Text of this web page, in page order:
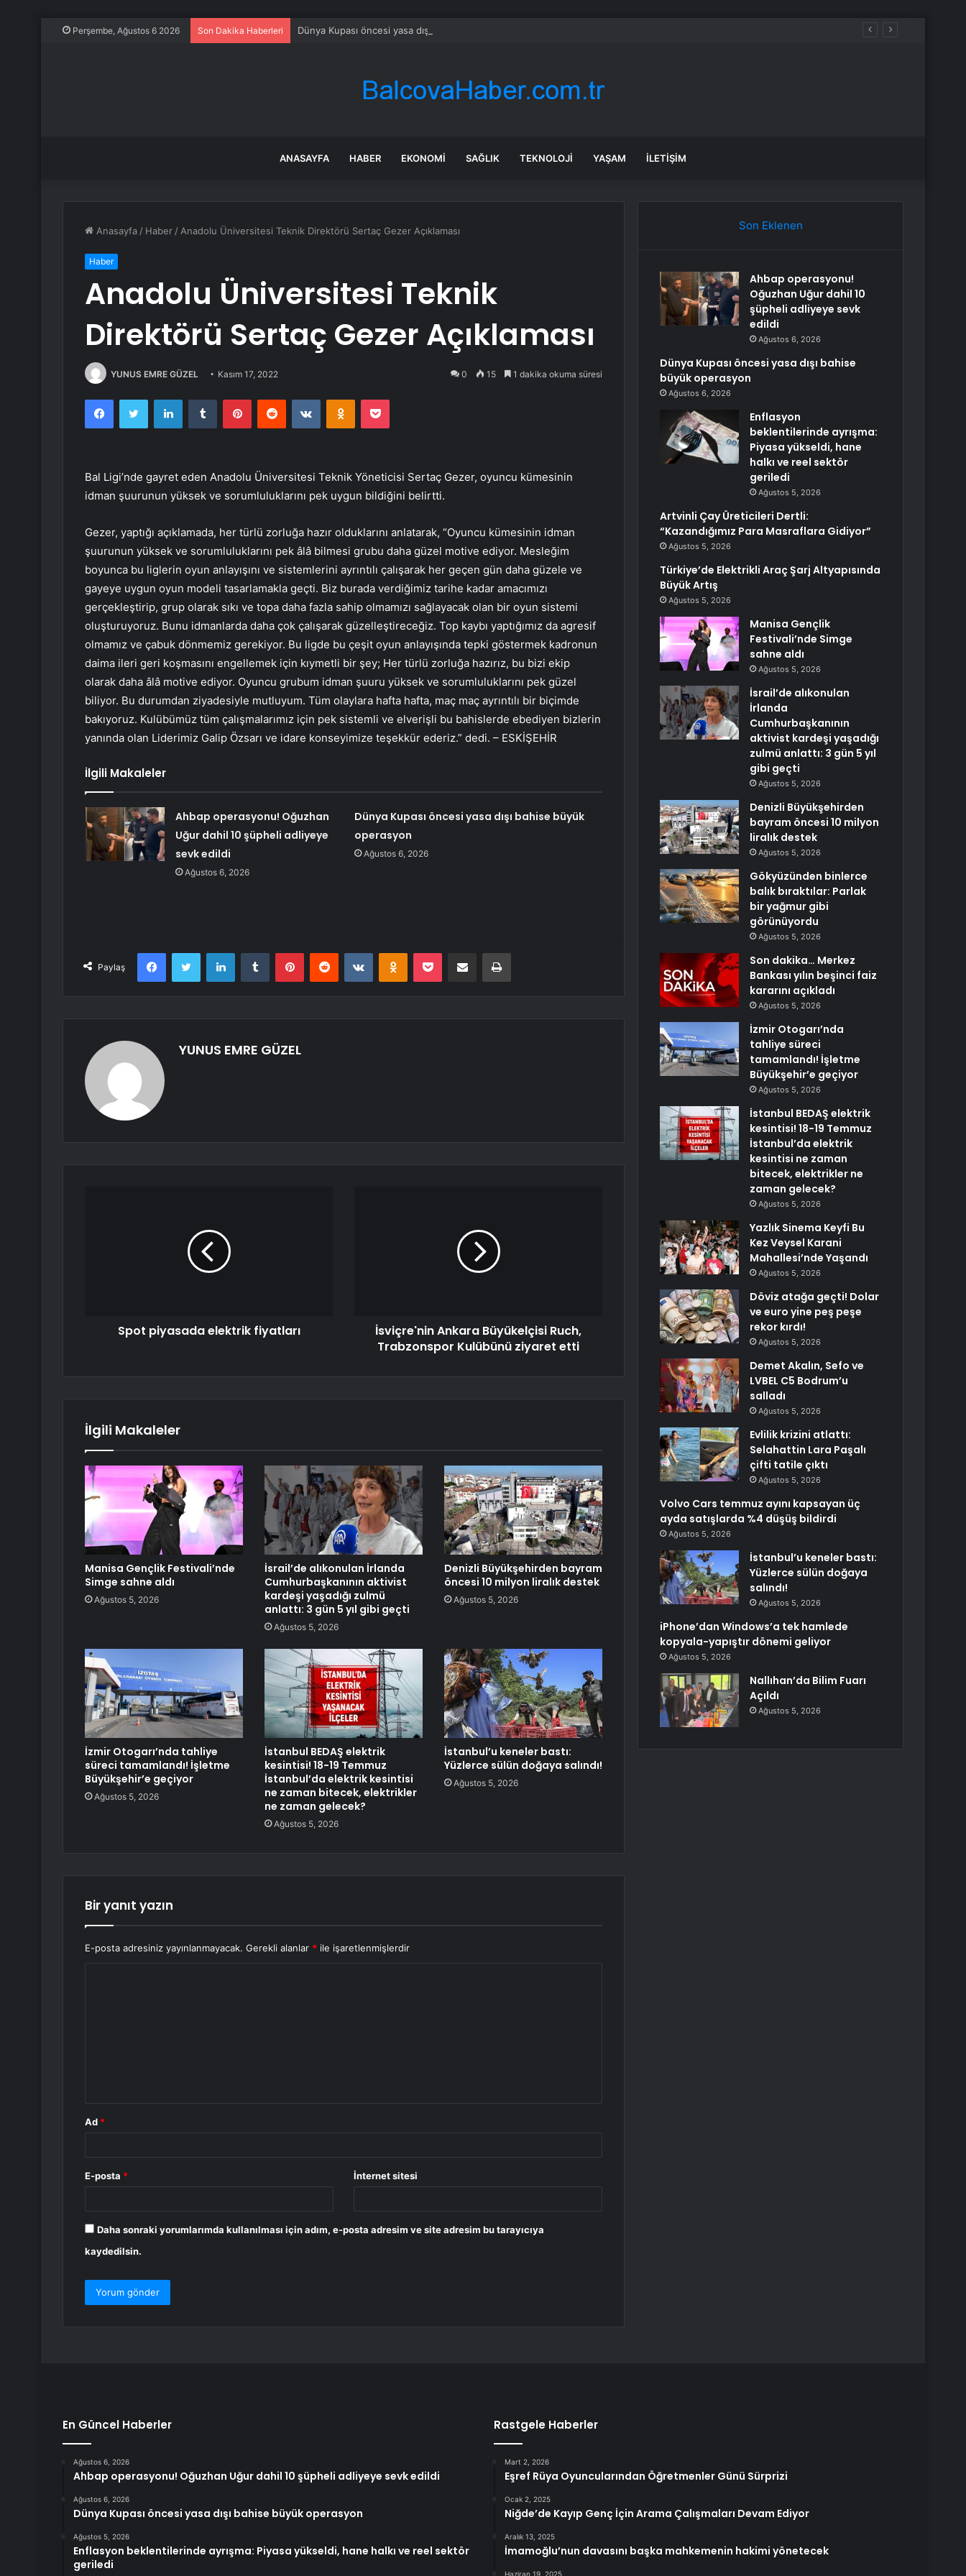
Perşembe, Ağustos 6 2026 Son Dakika Haberleri Dünya Kupası öncesi yasa dışı bahise büyük operasyon
ANASAYFA HABER EKONOMI SAĞLIK TEKNOLOJI YAŞAM İLETIŞIM
Anasayfa / Haber / Anadolu Üniversitesi Teknik Direktörü Sertaç Gezer Açıklaması
Haber
Anadolu Üniversitesi Teknik
Direktörü Sertaç Gezer Açıklaması
YUNUS EMRE GÜZEL Kasım 17, 2022 0 15 1 dakika okuma süresi
FacebookTwitter LinkedInTumblr PinterestReddit VKontakteOdnoklassniki
Pocket
Bal Ligi’nde gayret eden Anadolu Üniversitesi Teknik Yöneticisi Sertaç Gezer, oyuncu kümesinin
idman şuurunun yüksek ve sorumluluklarını pek uygun bildiğini belirtti.
Gezer, yaptığı açıklamada, her türlü zorluğa hazır olduklarını anlatarak, “Oyuncu kümesinin idman
şuurunun yüksek ve sorumluluklarını pek âlâ bilmesi grubu daha güzel motive ediyor. Mesleğim
boyunca bu liglerin oyun anlayışını ve sistemlerini ayrıntılı çalışarak her geçen gün daha güzele ve
gayeye uygun oyun modeli tasarlamakla geçti. Biz burada verdiğimiz tarihe kadar amacımızı
gerçekleştirip, grup olarak sıkı ve topa daha fazla sahip olmamızı sağlayacak olan bir oyun sistemi
oluşturuyoruz. Bunu idmanlarda daha çok çalışarak güzelleştireceğiz. Top kaybı yaptığımız da agresif
olmamız ve çabuk dönmemiz gerekiyor. Bu ligde bu çeşit oyun anlayışında tepki göstermek kadronun
daima ileri geri koşmasını engellemek için kıymetli bir şey; Her türlü zorluğa hazırız, bu bizi ekip
olarak daha âlâ motive ediyor. Oyuncu grubum idman şuuru yüksek ve sorumluluklarını pek güzel
biliyor. Bu durumdan ziyadesiyle mutluyum. Tüm olaylara hafta hafta, maç maç ayrıntılı bir biçimde
bakıyoruz. Kulübümüz tüm çalışmalarımız için pek sistemli ve elverişli bu bahislerde ebediyen bizlerin
yanında olan Liderimiz Galip Özsarı ve idare konseyimize teşekkür ederiz.” dedi. – ESKİŞEHİR
İlgili Makaleler
Ahbap operasyonu! Oğuzhan
Uğur dahil 10 şüpheli adliyeye
sevk edildi
Ağustos 6, 2026
Dünya Kupası öncesi yasa dışı bahise büyük
operasyon
Ağustos 6, 2026
Paylaş
FacebookTwitter LinkedInTumblr PinterestReddit VKontakteOdnoklassniki
Pocket E-Posta ile paylaş Yazdır
YUNUS EMRE GÜZEL
Spot piyasada elektrik fiyatları
İsviçre'nin Ankara Büyükelçisi Ruch,
Trabzonspor Kulübünü ziyaret etti
İlgili Makaleler
Manisa Gençlik Festivali’nde
Simge sahne aldı
Ağustos 5, 2026
İsrail’de alıkonulan İrlanda
Cumhurbaşkanının aktivist
kardeşi yaşadığı zulmü
anlattı: 3 gün 5 yıl gibi geçti
Ağustos 5, 2026
Denizli Büyükşehirden bayram
öncesi 10 milyon liralık destek
Ağustos 5, 2026
İzmir Otogarı’nda tahliye
süreci tamamlandı! İşletme
Büyükşehir’e geçiyor
Ağustos 5, 2026
İstanbul BEDAŞ elektrik
kesintisi! 18-19 Temmuz
İstanbul’da elektrik kesintisi
ne zaman bitecek, elektrikler
ne zaman gelecek?
Ağustos 5, 2026
İstanbul’u keneler bastı:
Yüzlerce sülün doğaya salındı!
Ağustos 5, 2026
Bir yanıt yazın
E-posta adresiniz yayınlanmayacak. Gerekli alanlar * ile işaretlenmişlerdir
Ad *
E-posta * İnternet sitesi
Daha sonraki yorumlarımda kullanılması için adım, e-posta adresim ve site adresim bu tarayıcıya
kaydedilsin.
Son Eklenen
Ahbap operasyonu!
Oğuzhan Uğur dahil 10
şüpheli adliyeye sevk
edildi
Ağustos 6, 2026
Dünya Kupası öncesi yasa dışı bahise
büyük operasyon
Ağustos 6, 2026
Enflasyon
beklentilerinde ayrışma:
Piyasa yükseldi, hane
halkı ve reel sektör
geriledi
Ağustos 5, 2026
Artvinli Çay Üreticileri Dertli:
“Kazandığımız Para Masraflara Gidiyor”
Ağustos 5, 2026
Türkiye’de Elektrikli Araç Şarj Altyapısında
Büyük Artış
Ağustos 5, 2026
Manisa Gençlik
Festivali’nde Simge
sahne aldı
Ağustos 5, 2026
İsrail’de alıkonulan
İrlanda
Cumhurbaşkanının
aktivist kardeşi yaşadığı
zulmü anlattı: 3 gün 5 yıl
gibi geçti
Ağustos 5, 2026
Denizli Büyükşehirden
bayram öncesi 10 milyon
liralık destek
Ağustos 5, 2026
Gökyüzünden binlerce
balık bıraktılar: Parlak
bir yağmur gibi
görünüyordu
Ağustos 5, 2026
Son dakika… Merkez
Bankası yılın beşinci faiz
kararını açıkladı
Ağustos 5, 2026
İzmir Otogarı’nda
tahliye süreci
tamamlandı! İşletme
Büyükşehir’e geçiyor
Ağustos 5, 2026
İstanbul BEDAŞ elektrik
kesintisi! 18-19 Temmuz
İstanbul’da elektrik
kesintisi ne zaman
bitecek, elektrikler ne
zaman gelecek?
Ağustos 5, 2026
Yazlık Sinema Keyfi Bu
Kez Veysel Karani
Mahallesi’nde Yaşandı
Ağustos 5, 2026
Döviz atağa geçti! Dolar
ve euro yine peş peşe
rekor kırdı!
Ağustos 5, 2026
Demet Akalın, Sefo ve
LVBEL C5 Bodrum’u
salladı
Ağustos 5, 2026
Evlilik krizini atlattı:
Selahattin Lara Paşalı
çifti tatile çıktı
Ağustos 5, 2026
Volvo Cars temmuz ayını kapsayan üç
ayda satışlarda %4 düşüş bildirdi
Ağustos 5, 2026
İstanbul’u keneler bastı:
Yüzlerce sülün doğaya
salındı!
Ağustos 5, 2026
iPhone’dan Windows’a tek hamlede
kopyala-yapıştır dönemi geliyor
Ağustos 5, 2026
Nallıhan’da Bilim Fuarı
Açıldı
Ağustos 5, 2026
En Güncel Haberler
Ağustos 6, 2026
Ahbap operasyonu! Oğuzhan Uğur dahil 10 şüpheli adliyeye sevk edildi
Ağustos 6, 2026
Dünya Kupası öncesi yasa dışı bahise büyük operasyon
Ağustos 5, 2026
Enflasyon beklentilerinde ayrışma: Piyasa yükseldi, hane halkı ve reel sektör
geriledi
Rastgele Haberler
Mart 2, 2026
Eşref Rüya Oyuncularından Öğretmenler Günü Sürprizi
Ocak 2, 2025
Niğde’de Kayıp Genç İçin Arama Çalışmaları Devam Ediyor
Aralık 13, 2025
İmamoğlu’nun davasını başka mahkemenin hakimi yönetecek
Haziran 19, 2025